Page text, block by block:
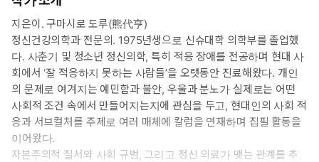
정신건강의학과 전문의 구마시로 도루는 신간 《쾌적한 사회의 불
쾌함》에서 우리가 이룩한 질서와 청결, 효율과 균질화가 우리에게
서 무엇을 앗아갔는지, 그리고 왜 이 최적화된 사회에서 개인은 더
불행해지고 있는지를 파헤친다. 이 책은 질서와 청결을 숭상하는 일
본에서 출간 즉시 큰 반향을 일으켰으며, 서점인과 독자들이 그해 최
고의 인문서에 수여하는 ‘기노쿠니야 인문대상’(2021)을 받으며 화
제를 모았다.
지은이. 구마시로 도루(熊代亨)
정신건강의학과 전문의. 1975년생으로 신슈대학 의학부를 졸업했
다. 사춘기 및 청소년 정신의학, 특히 적응 장애를 전공하며 현대 사
회에서 ‘잘 적응하지 못하는 사람들’을 오랫동안 진료해왔다. 개인
의 문제로 여겨지는 예민함과 불안, 우울과 분노가 실제로는 어떤
사회적 조건 속에서 만들어지는지에 관심을 두고, 현대인의 사회 적
응과 서브컬처를 주제로 여러 매체에 칼럼을 연재하며 집필 활동을
이어왔다.
자본주의적 질서와 사회 규범, 그리고 정신 의료가 맺는 관계를 추